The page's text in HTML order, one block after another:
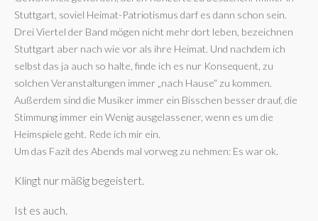
Stuttgart, soviel Heimat-Patriotismus darf es dann schon sein.
Drei Viertel der Band mögen nicht mehr dort leben, bezeichnen
Stuttgart aber nach wie vor als ihre Heimat. Und nachdem ich
selbst das ja auch so halte, finde ich es nur Konsequent, zu
solchen Veranstaltungen immer „nach Hause“ zu kommen.
Außerdem sind die Musiker immer ein Bisschen besser drauf, die
Stimmung immer ein Wenig ausgelassener, wenn es um die
Heimspiele geht. Rede ich mir ein.
Um das Fazit des Abends mal vorweg zu nehmen: Es war ok.
Klingt nur mäßig begeistert.
Ist es auch.